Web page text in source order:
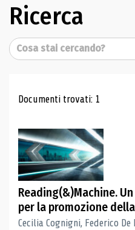
Ricerca
Cerca
Risultati di
Documenti trovati: 1
Reading(&)Machine.
per la promozione
Cecilia Cognigni, Federico